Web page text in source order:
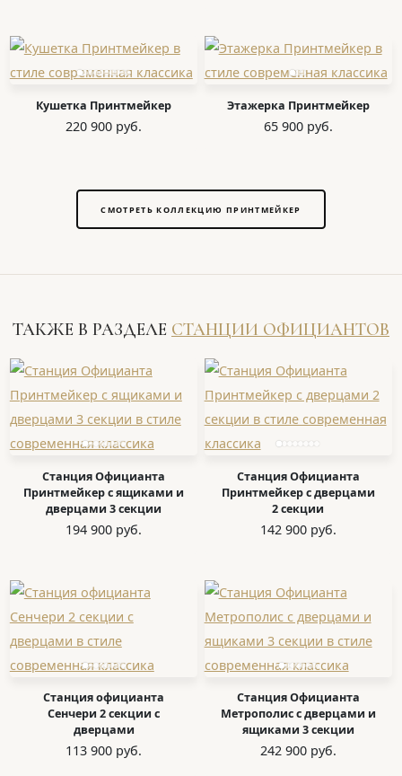
Кушетка Принтмейкер
220 900 руб.
Этажерка Принтмейкер
65 900 руб.
СМОТРЕТЬ КОЛЛЕКЦИЮ ПРИНТМЕЙКЕР
ТАКЖЕ В РАЗДЕЛЕ СТАНЦИИ ОФИЦИАНТОВ
Станция Официанта
Принтмейкер с ящиками и
дверцами 3 секции
194 900 руб.
Станция Официанта
Принтмейкер с дверцами
2 секции
142 900 руб.
Станция официанта
Сенчери 2 секции с
дверцами
113 900 руб.
Станция Официанта
Метрополис с дверцами и
ящиками 3 секции
242 900 руб.